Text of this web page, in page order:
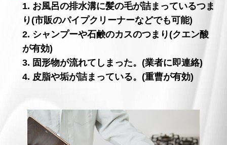
1. お風呂の排水溝に髪の毛が詰まっているつま
り(市販のパイプクリーナーなどでも可能)
2. シャンプーや石鹸のカスのつまり(クエン酸
が有効)
3. 固形物が流れてしまった。(業者に即連絡)
4. 皮脂や垢が詰まっている。(重曹が有効)